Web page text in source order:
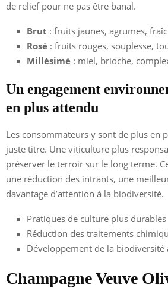
de relief pour ne pas être banal.
Brut : fruits jaunes, agrumes,
Rosé : fruits rouges, souplesse,
Millésimé : miel, brioche,
Un engagement
en plus attendu
Les consommateurs y sont de plus en
juste titre. Une viticulture plus
préserver le terroir sur le long terme.
une réduction des intrants, une
davantage d’attention à la biodiversité.
Pratiques de culture plus durables
Réduction des traitements
Développement de la biodiversité
Champagne Veuve